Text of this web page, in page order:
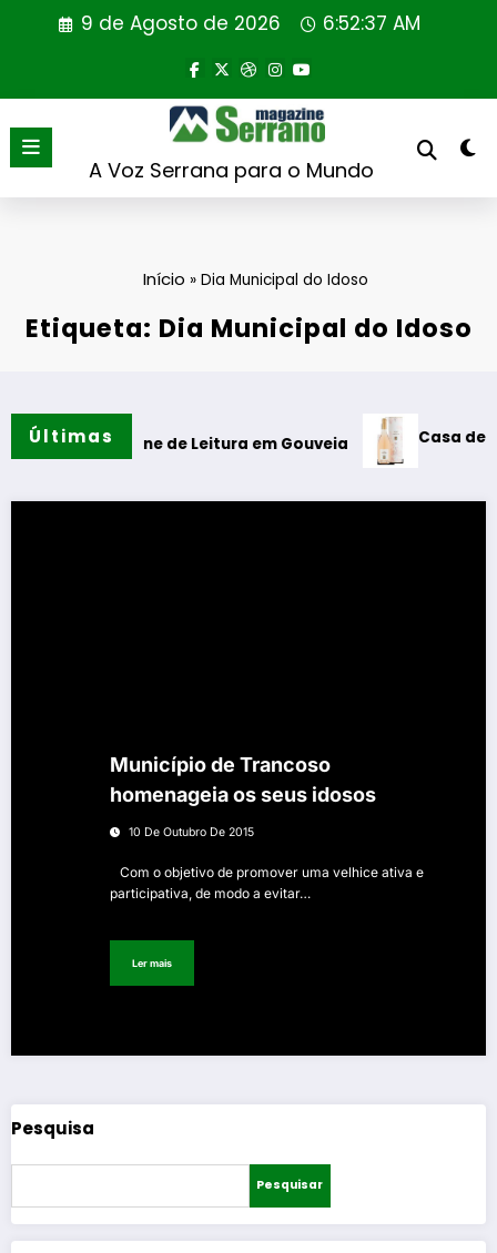
9 de Agosto de 2026 6:52:37 AM
A Voz Serrana para o Mundo
Início »Dia Municipal do Idoso
Etiqueta: Dia Municipal do Idoso
Últimas
da Cabine de Leitura em Gouveia Casa de
Município de Trancoso
homenageia os seus idosos
10 De Outubro De 2015
Com o objetivo de promover uma velhice ativa e
participativa, de modo a evitar…
Ler mais
Pesquisa
Pesquisar